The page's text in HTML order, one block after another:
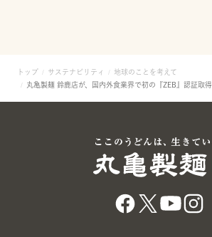
トップ サステナビリティ
地球のことを考えて
丸亀製麺 鈴鹿店が、国内外食業界で初の『ZEB』認証取得